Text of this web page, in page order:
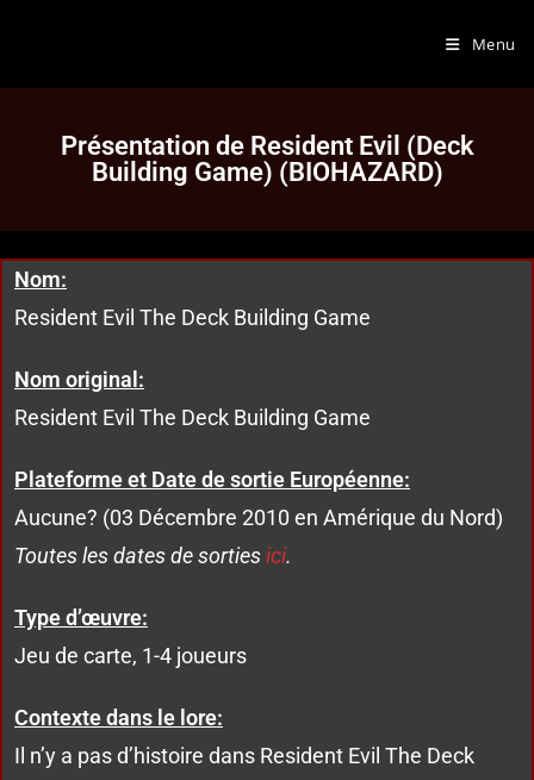
Menu
Présentation de Resident Evil (Deck
Building Game) (BIOHAZARD)
Nom:
Resident Evil The Deck Building Game
Nom original:
Resident Evil The Deck Building Game
Plateforme et Date de sortie Européenne:
Aucune? (03 Décembre 2010 en Amérique du Nord)
Toutes les dates de sortiesici.
Type d’œuvre:
Jeu de carte, 1-4 joueurs
Contexte dans le lore:
Il n’y a pas d’histoire dans Resident Evil The Deck